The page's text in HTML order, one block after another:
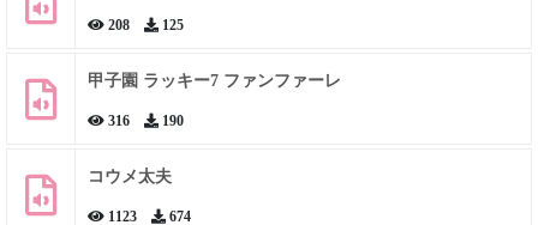
208 125
甲子園 ラッキー7 ファンファーレ
316 190
コウメ太夫
1123 674